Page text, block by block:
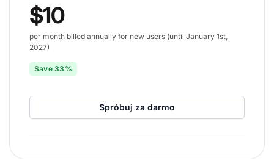
$10
per month billed annually for new users (until January 1st,
2027)
Save 33%
Spróbuj za darmo